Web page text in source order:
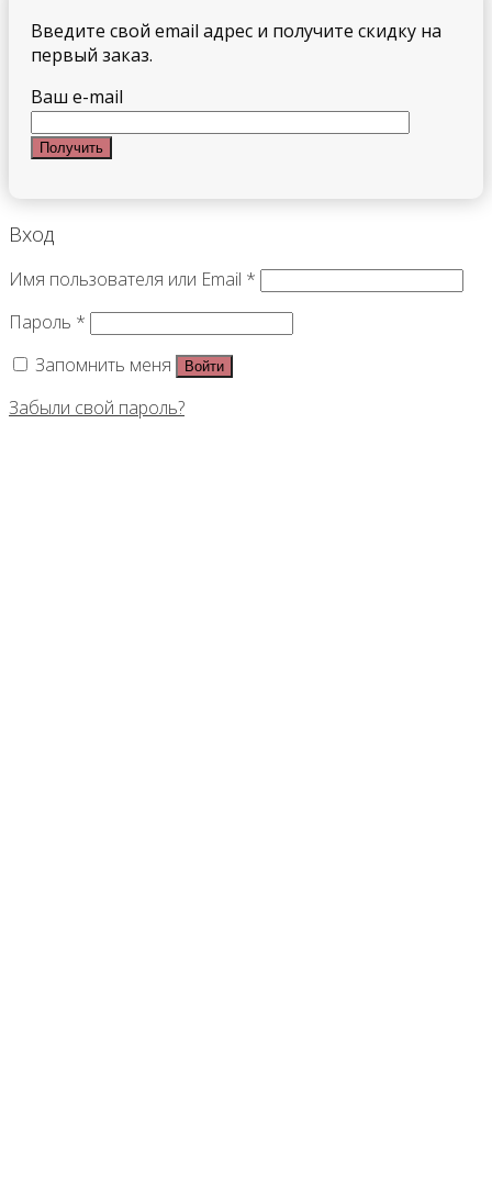
Введите свой email адрес и получите скидку на
первый заказ.
Ваш e-mail
Вход
Имя пользователя или Email *
Пароль *
Запомнить меня
Войти
Забыли свой пароль?